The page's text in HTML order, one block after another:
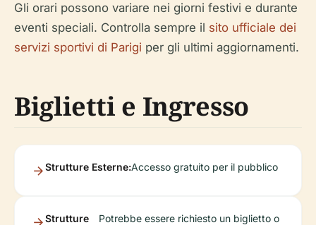
Gli orari possono variare nei giorni festivi e durante
eventi speciali. Controlla sempre il sito ufficiale dei
servizi sportivi di Parigi per gli ultimi aggiornamenti.
Biglietti e Ingresso
Strutture Esterne:Accesso gratuito per il pubblico
Strutture
Potrebbe essere richiesto un biglietto o